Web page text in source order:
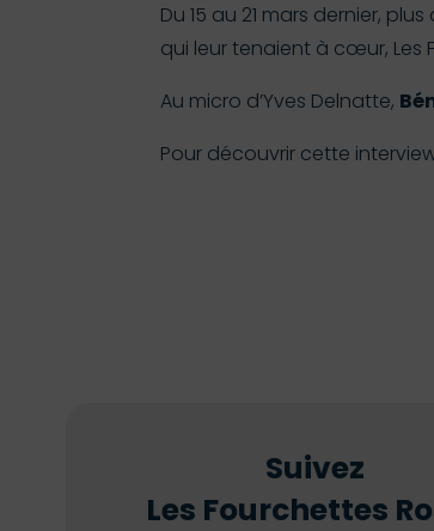
Du 15 au 21 mars dernier,
qui leur tenaient à cœur, Les
Au micro d’Yves Delnatte,
Pour découvrir cette
Suivez
Les Fourchettes